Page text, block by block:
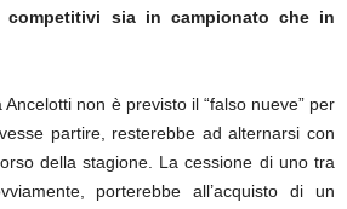
competitivi sia in campionato che in
non è previsto il “falso nueve” per
partire, resterebbe ad alternarsi con
della stagione. La cessione di uno tra
porterebbe all’acquisto di un